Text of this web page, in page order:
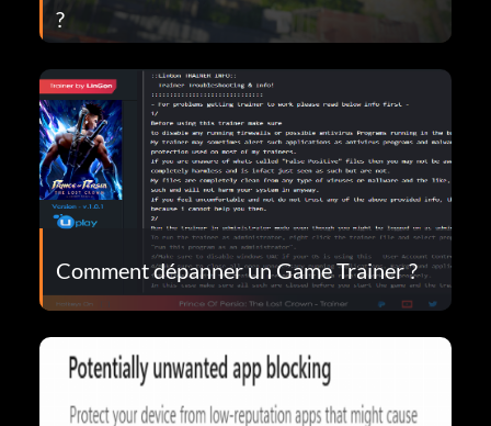
?
Comment dépanner un Game Trainer ?